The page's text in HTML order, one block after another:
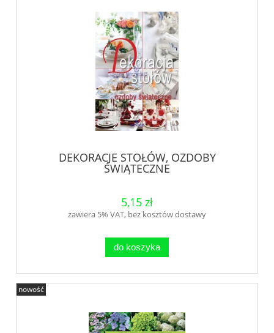
DEKORACJE STOŁÓW, OZDOBY
ŚWIĄTECZNE
5,15 zł
zawiera 5% VAT, bez kosztów dostawy
do koszyka
nowość